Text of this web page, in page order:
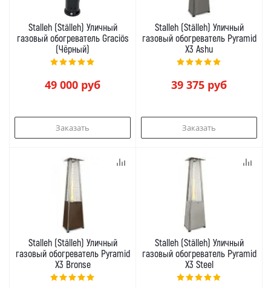
Stalleh (Ställeh) Уличный
газовый обогреватель Graciös
(Чёрный)
49 000 руб
Заказать
Stalleh (Ställeh) Уличный
газовый обогреватель Pyramid
X3 Ashu
39 375 руб
Заказать
Stalleh (Ställeh) Уличный
газовый обогреватель Pyramid
X3 Bronse
Stalleh (Ställeh) Уличный
газовый обогреватель Pyramid
X3 Steel